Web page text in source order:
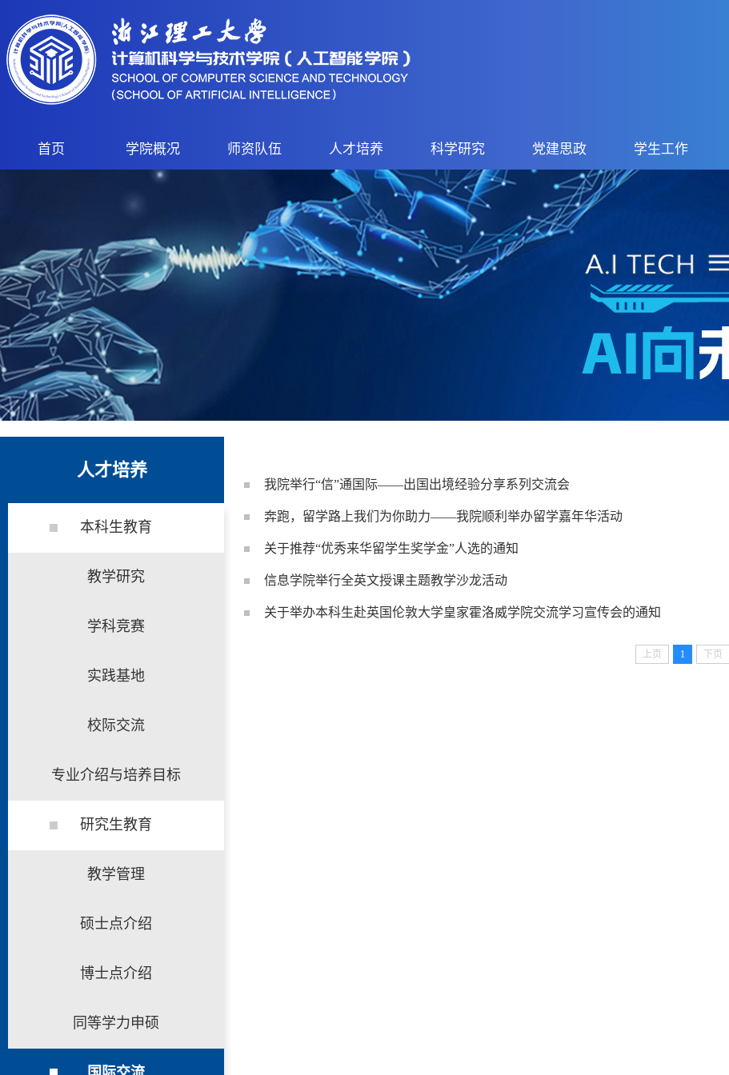
首页 学院概况 师资队伍 人才培养 科学研究 党建思政 学生工作
人才培养
本科生教育
教学研究
学科竞赛
实践基地
校际交流
专业介绍与培养目标
研究生教育
教学管理
硕士点介绍
博士点介绍
同等学力申硕
我院举行“信”通国际——出国出境经验分享系列交流会
奔跑，留学路上我们为你助力——我院顺利举办留学嘉年华活动
关于推荐“优秀来华留学生奖学金”人选的通知
信息学院举行全英文授课主题教学沙龙活动
关于举办本科生赴英国伦敦大学皇家霍洛威学院交流学习宣传会的通知
上页 1 下页